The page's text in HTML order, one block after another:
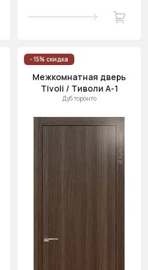
- 15% скидка
Межкомнатная дверь
Tivoli / Тиволи А-1
Дуб торонто